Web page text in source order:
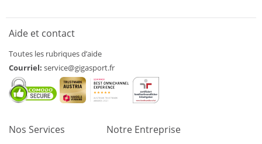
Aide et contact
Toutes les rubriques d’aide
Courriel: service@gigasport.fr
Nos Services Notre Entreprise